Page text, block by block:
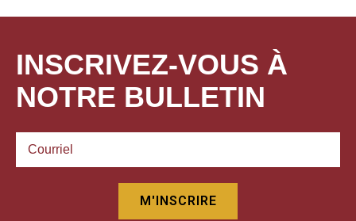
INSCRIVEZ-VOUS À
NOTRE BULLETIN